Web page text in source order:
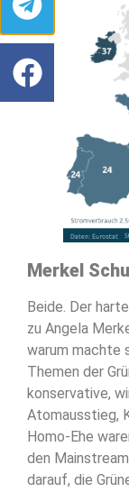
Merkel
Beide. Der
zu Angela
warum machte
Themen der
konservative,
Atomausstieg,
Homo-Ehe
den
darauf, die